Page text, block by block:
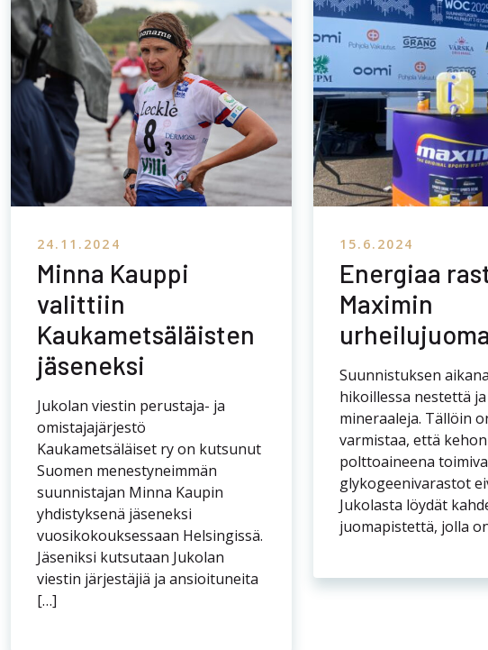
24.11.2024
Minna Kauppi
valittiin
Kaukametsäläisten
jäseneksi
Jukolan viestin perustaja- ja
omistajajärjestö
Kaukametsäläiset ry on kutsunut
Suomen menestyneimmän
suunnistajan Minna Kaupin
yhdistyksenä jäseneksi
vuosikokouksessaan Helsingissä.
Jäseniksi kutsutaan Jukolan
viestin järjestäjiä ja ansioituneita
[…]
15.6.2024
Energiaa
Maximin
Suunnistuksen
hikoillessa nestettä ja
mineraaleja. Tällöin
varmistaa, että kehon
polttoaineena
glykogeenivarastot
Jukolasta löydät
juomapistettä, jolla